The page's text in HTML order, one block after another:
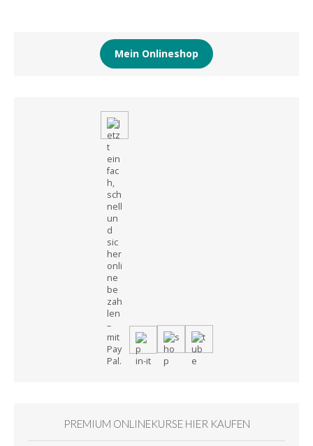
Mein Onlineshop
PREMIUM ONLINEKURSE HIER KAUFEN